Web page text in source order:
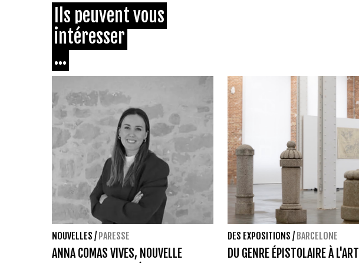
Ils peuvent vous
intéresser
...
NOUVELLES / PARESSE
ANNA COMAS VIVES, NOUVELLE
DES EXPOSITIONS / BARCELONE
DU GENRE ÉPISTOLAIRE À L'ART